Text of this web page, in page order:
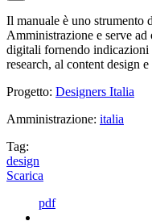
Il manuale è uno strumento
Amministrazione e serve
digitali fornendo indicazioni
research, al content design
Progetto: Designers Italia
Amministrazione: italia
Tag:
design
Scarica
pdf